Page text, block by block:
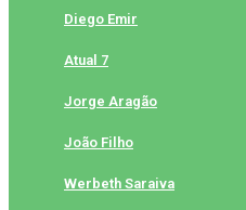
Diego Emir
Atual 7
Jorge Aragão
João Filho
Werbeth Saraiva